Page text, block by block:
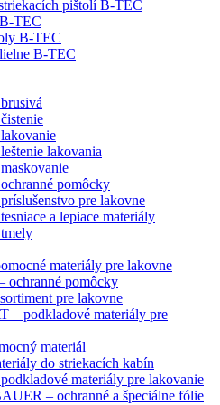
pištolí B-TEC
TEC
B-TEC
B-TEC
lakovania
pomôcky
pre lakovne
a lepiace materiály
materiály pre lakovne
ochranné pomôcky
pre lakovne
– podkladové materiály pre
materiál
do striekacích kabín
materiály pre lakovanie
– ochranné a špeciálne fólie